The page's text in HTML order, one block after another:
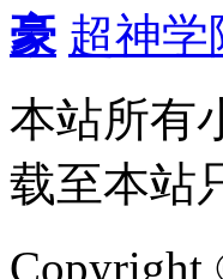
豪 超神学
本站所有
载至本站
Copyright